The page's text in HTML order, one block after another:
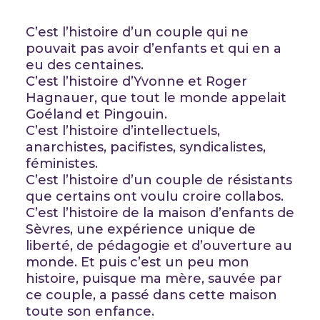
C’est l’histoire d’un couple qui ne
pouvait pas avoir d’enfants et qui en a
eu des centaines.
C’est l’histoire d’Yvonne et Roger
Hagnauer, que tout le monde appelait
Goéland et Pingouin.
C’est l’histoire d’intellectuels,
anarchistes, pacifistes, syndicalistes,
féministes.
C’est l’histoire d’un couple de résistants
que certains ont voulu croire collabos.
C’est l’histoire de la maison d’enfants de
Sèvres, une expérience unique de
liberté, de pédagogie et d’ouverture au
monde. Et puis c’est un peu mon
histoire, puisque ma mère, sauvée par
ce couple, a passé dans cette maison
toute son enfance.